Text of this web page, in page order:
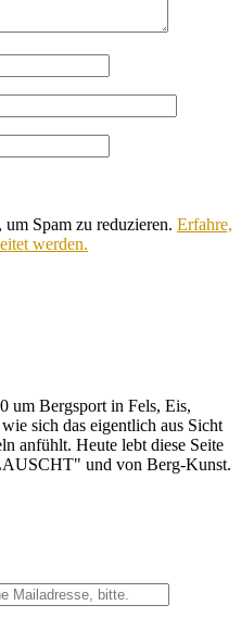
Spam zu reduzieren. Erfahre,
werden.
um Bergsport in Fels, Eis,
sich das eigentlich aus Sicht
anfühlt. Heute lebt diese Seite
und von Berg-Kunst.